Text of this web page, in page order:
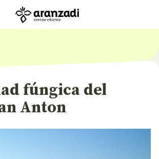
fúngica del
Anton